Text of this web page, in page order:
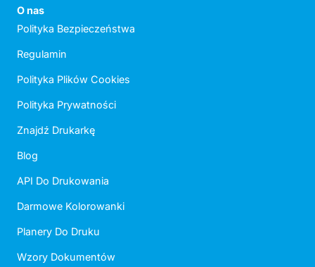
O nas
Polityka Bezpieczeństwa
Regulamin
Polityka Plików Cookies
Polityka Prywatności
Znajdź Drukarkę
Blog
API Do Drukowania
Darmowe Kolorowanki
Planery Do Druku
Wzory Dokumentów